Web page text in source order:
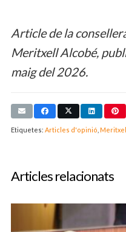
Article de la
Meritxell Alcobé,
maig del 2026.
Etiquetes: Articles d'opinió
Articles relacionats